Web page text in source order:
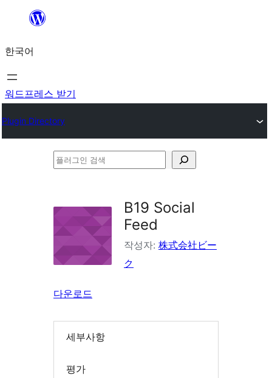
츠
로
바
가
한국어
워드프레스 받기
Plugin Directory
플
색
B19 Social
Feed
작성자: 株式会社ビー
ク
다운로드
세부사항
평가